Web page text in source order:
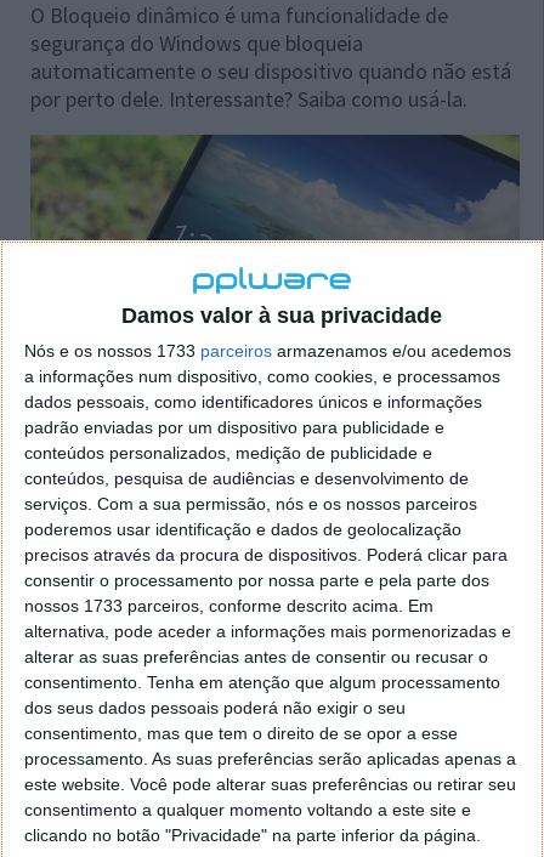
Damos valor à sua privacidade
Nós e os nossos 1733 parceiros armazenamos e/ou acedemos
a informações num dispositivo, como cookies, e processamos
dados pessoais, como identificadores únicos e informações
padrão enviadas por um dispositivo para publicidade e
conteúdos personalizados, medição de publicidade e
conteúdos, pesquisa de audiências e desenvolvimento de
serviços. Com a sua permissão, nós e os nossos parceiros
poderemos usar identificação e dados de geolocalização
precisos através da procura de dispositivos. Poderá clicar para
consentir o processamento por nossa parte e pela parte dos
nossos 1733 parceiros, conforme descrito acima. Em
alternativa, pode aceder a informações mais pormenorizadas e
alterar as suas preferências antes de consentir ou recusar o
consentimento. Tenha em atenção que algum processamento
dos seus dados pessoais poderá não exigir o seu
consentimento, mas que tem o direito de se opor a esse
processamento. As suas preferências serão aplicadas apenas a
este website. Você pode alterar suas preferências ou retirar seu
consentimento a qualquer momento voltando a este site e
clicando no botão "Privacidade" na parte inferior da página.
O Bloqueio dinâmico é uma funcionalidade de
segurança do Windows que bloqueia
automaticamente o seu dispositivo quando não está
por perto dele. Interessante? Saiba como usá-la.
PUB